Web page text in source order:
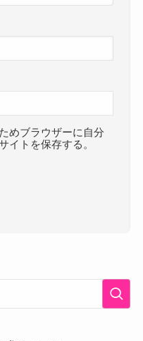
めブラウザーに自分
イトを保存する。